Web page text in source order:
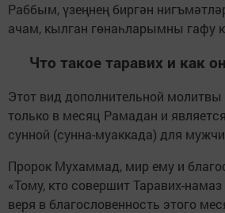
Раббым, үзеңнең биргән
ачам, кылган гөнаһларымны гафу
Что такое таравих и как
Этот вид дополнительной
только в месяц Рамадан и
сунной (сунна-муаккада) для
Пророк Мухаммад, мир ему и
«Тому, кто совершит Таравих-
веря в благословенность этого